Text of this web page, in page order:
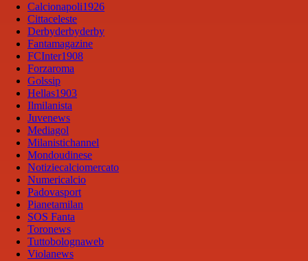
Calcionapoli1926
Cittaceleste
Derbyderbyderby
Fantamagazine
FCInter1908
Forzaroma
Golssip
Hellas1903
Ilmilanista
Juvenews
Mediagol
Milanistichannel
Mondoudinese
Notiziecalciomercato
Numericalcio
Padovasport
Pianetamilan
SOS Fanta
Toronews
Tuttobolognaweb
Violanews